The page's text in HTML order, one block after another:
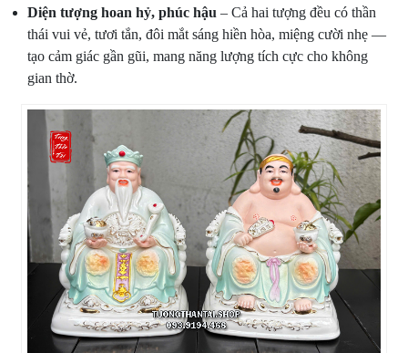
Diện tượng hoan hỷ, phúc hậu – Cả hai tượng đều có thần
thái vui vẻ, tươi tắn, đôi mắt sáng hiền hòa, miệng cười nhẹ —
tạo cảm giác gần gũi, mang năng lượng tích cực cho không
gian thờ.